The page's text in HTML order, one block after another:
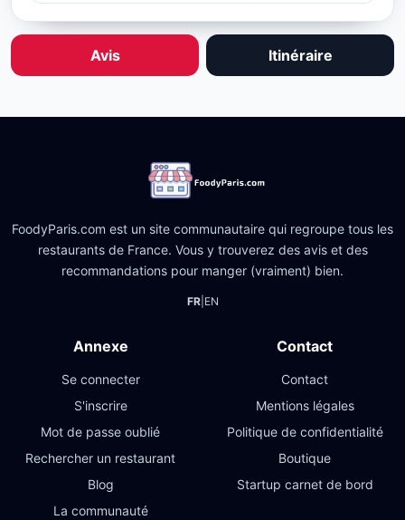
Avis Itinéraire
FoodyParis.com est un site communautaire qui regroupe tous les
restaurants de France. Vous y trouverez des avis et des
recommandations pour manger (vraiment) bien.
FR| EN
Annexe
Se connecter
S'inscrire
Mot de passe oublié
Rechercher un restaurant
Blog
La communauté
Contact
Contact
Mentions légales
Politique de confidentialité
Boutique
Startup carnet de bord